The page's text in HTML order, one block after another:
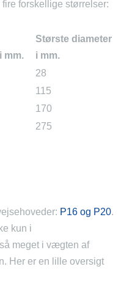
forskellige størrelser:
mm.
Største diameter
i mm.
28
115
170
275
P16 og P20.
kun i
meget i vægten af
Her er en lille oversigt